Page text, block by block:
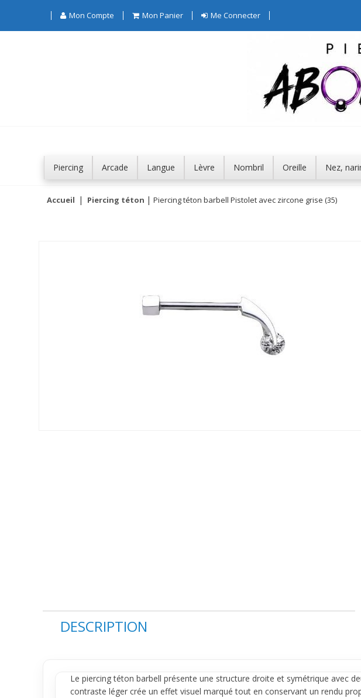
Mon Compte Mon Panier Me Connecter
Piercing Arcade Langue Lèvre Nombril Oreille Nez,
Accueil Piercing téton Piercing téton barbell Pistolet avec zircone grise (35)
DESCRIPTION
Le piercing téton barbell présente une structure droite et symétrique avec
contraste léger crée un effet visuel marqué tout en conservant un rendu